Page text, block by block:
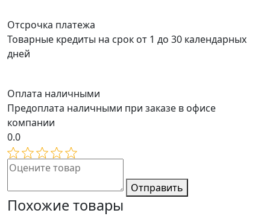
Отсрочка платежа
Товарные кредиты на срок от 1 до 30 календарных
дней
Оплата наличными
Предоплата наличными при заказе в офисе
компании
0.0
Отправить
Похожие товары